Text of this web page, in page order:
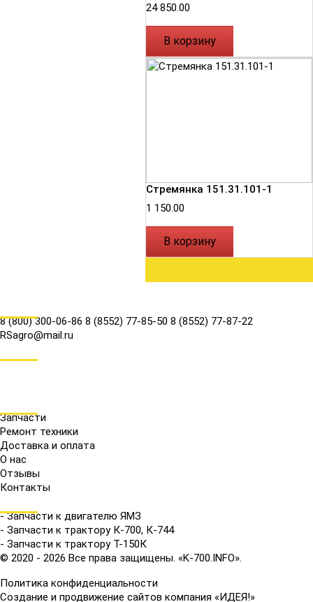
24 850.00
В корзину
Стремянка 151.31.101-1
1 150.00
В корзину
8 (800) 300-06-86 8 (8552) 77-85-50 8 (8552) 77-87-22
RSagro@mail.ru
Запчасти
Ремонт техники
Доставка и оплата
О нас
Отзывы
Контакты
- Запчасти к двигателю ЯМЗ
- Запчасти к трактору К-700, К-744
- Запчасти к трактору Т-150К
© 2020 - 2026 Все права защищены. «K-700.INFO».
Политика конфиденциальности
Создание и продвижение сайтов компания «ИДЕЯ!»